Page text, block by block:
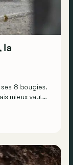
la
ses 8 bougies.
mieux vaut-il